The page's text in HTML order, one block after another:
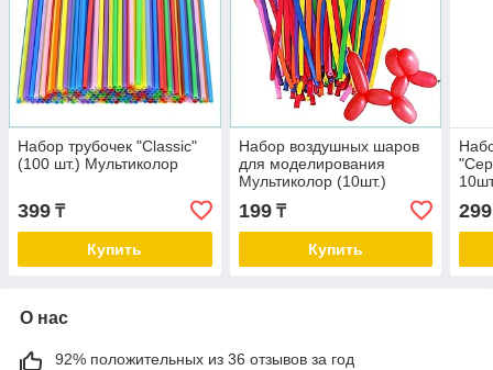
Набор трубочек "Classic"
(100 шт.) Мультиколор
399 ₸
Купить
Набор воздушных шаров
для моделирования
Мультиколор (10шт.)
199₸
Купить
299
О нас
92% положительных из 36 отзывов за год